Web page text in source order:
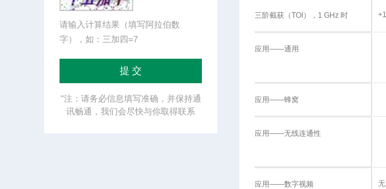
三阶截获（TOI），1 GHz 时
应用——通用
应用——蜂窝
应用——无线连通性
应用——数字视频 无
请输入计算结果（填写阿拉伯数
字），如：三加四=7
"注：请务必信息填写准确，并保持通
讯畅通，我们会尽快与你取得联系